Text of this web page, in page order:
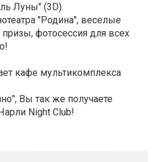
Луны" (3D).
"Родина", веселые
фотосессия для всех
кафе мультикомплекса
Вы так же получаете
Night Club!